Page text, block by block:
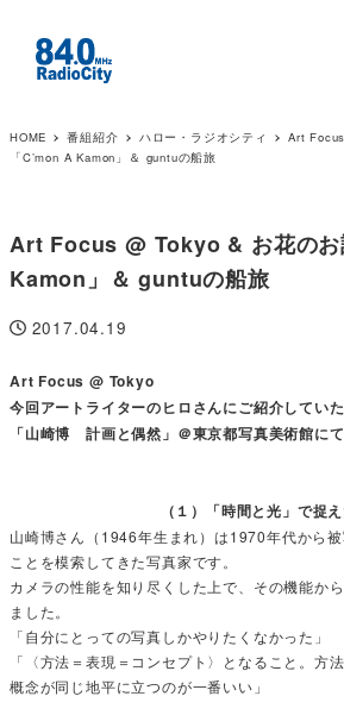
HOME 番組紹介 ハロー・ラジオシティ
Art
「C’mon A Kamon」＆ guntuの船旅
Art Focus @ Tokyo & お花のお
Kamon」＆ guntuの船旅
投稿日
2017.04.19
Art Focus @ Tokyo
今回アートライターのヒロさんにご紹介していた
「山崎博 計画と偶然」＠東京都写真美術館に
（１）「時間と光」で捉
山崎博さん（1946年生まれ）は1970年代から
ことを模索してきた写真家です。
カメラの性能を知り尽くした上で、その機能か
ました。
「自分にとっての写真しかやりたくなかった」
「〈方法＝表現＝コンセプト〉となること。方
概念が同じ地平に立つのが一番いい」